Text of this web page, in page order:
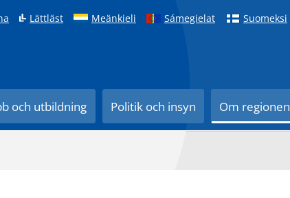
Lättläst Meänkieli Sámegielat Suomeksi
och utbildning Politik och insyn Om regionen